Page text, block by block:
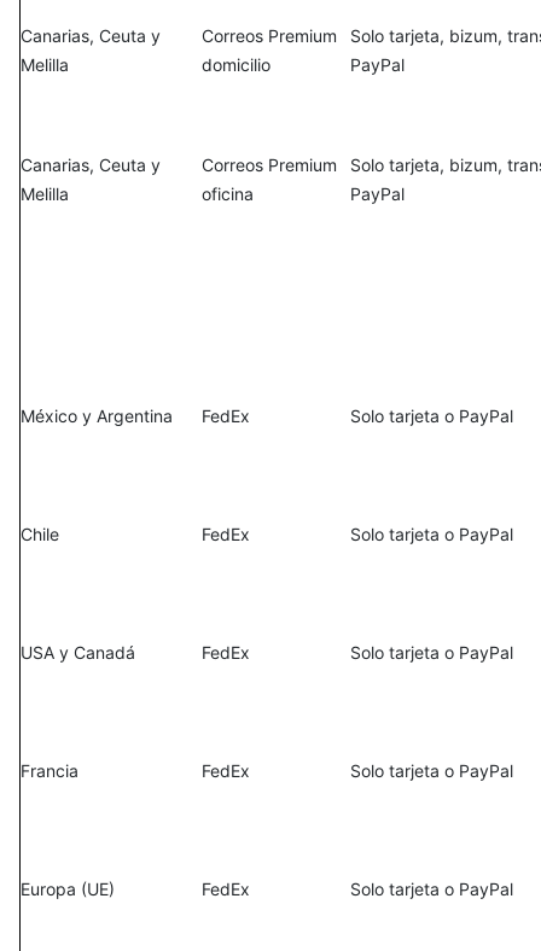
Canarias, Ceuta y
Melilla
Correos Premium
domicilio
Solo tarjeta, bizum,
PayPal
Canarias, Ceuta y
Melilla
Correos Premium
oficina
Solo tarjeta, bizum,
PayPal
México y Argentina FedEx Solo tarjeta o PayPal
Chile FedEx Solo tarjeta o PayPal
USA y Canadá FedEx Solo tarjeta o PayPal
Francia FedEx Solo tarjeta o PayPal
Europa (UE) FedEx Solo tarjeta o PayPal